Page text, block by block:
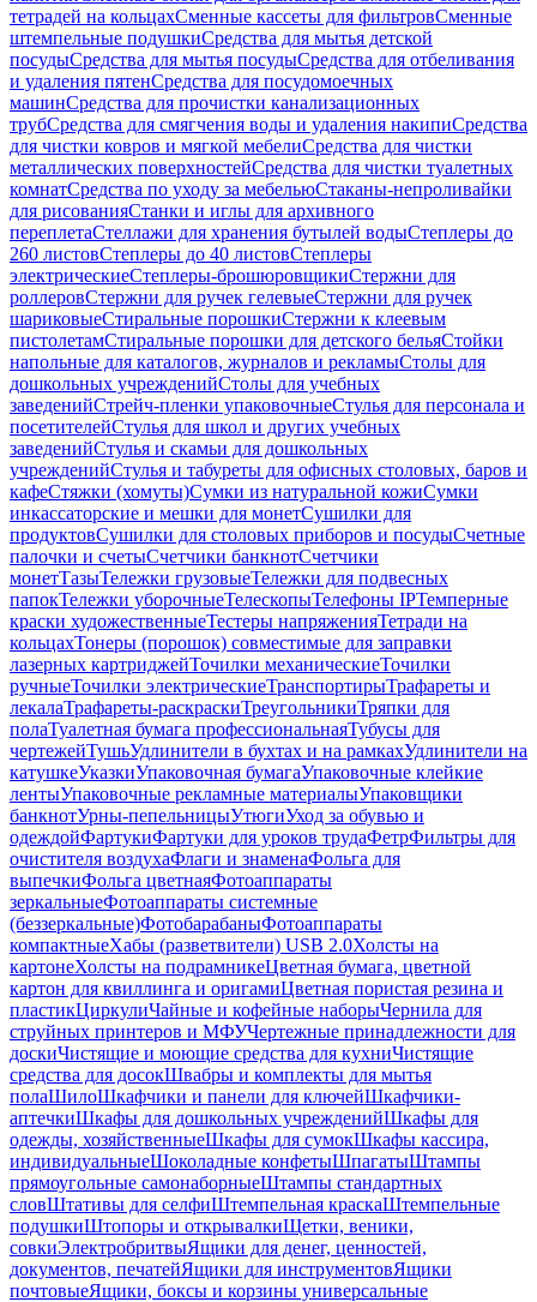
тетрадей на кольцахСменные кассеты для фильтровСменные
штемпельные подушкиСредства для мытья детской
посудыСредства для мытья посудыСредства для отбеливания
и удаления пятенСредства для посудомоечных
машинСредства для прочистки канализационных
трубСредства для смягчения воды и удаления накипиСредства
для чистки ковров и мягкой мебелиСредства для чистки
металлических поверхностейСредства для чистки туалетных
комнатСредства по уходу за мебельюСтаканы-непроливайки
для рисованияСтанки и иглы для архивного
переплетаСтеллажи для хранения бутылей водыСтеплеры до
260 листовСтеплеры до 40 листовСтеплеры
электрическиеСтеплеры-брошюровщикиСтержни для
роллеровСтержни для ручек гелевыеСтержни для ручек
шариковыеСтиральные порошкиСтержни к клеевым
пистолетамСтиральные порошки для детского бельяСтойки
напольные для каталогов, журналов и рекламыСтолы для
дошкольных учрежденийСтолы для учебных
заведенийСтрейч-пленки упаковочныеСтулья для персонала и
посетителейСтулья для школ и других учебных
заведенийСтулья и скамьи для дошкольных
учрежденийСтулья и табуреты для офисных столовых, баров и
кафеСтяжки (хомуты)Сумки из натуральной кожиСумки
инкассаторские и мешки для монетСушилки для
продуктовСушилки для столовых приборов и посудыСчетные
палочки и счетыСчетчики банкнотСчетчики
монетТазыТележки грузовыеТележки для подвесных
папокТележки уборочныеТелескопыТелефоны IPТемперные
краски художественныеТестеры напряженияТетради на
кольцахТонеры (порошок) совместимые для заправки
лазерных картриджейТочилки механическиеТочилки
ручныеТочилки электрическиеТранспортирыТрафареты и
лекалаТрафареты-раскраскиТреугольникиТряпки для
полаТуалетная бумага профессиональнаяТубусы для
чертежейТушьУдлинители в бухтах и на рамкахУдлинители на
катушкеУказкиУпаковочная бумагаУпаковочные клейкие
лентыУпаковочные рекламные материалыУпаковщики
банкнотУрны-пепельницыУтюгиУход за обувью и
одеждойФартукиФартуки для уроков трудаФетрФильтры для
очистителя воздухаФлаги и знаменаФольга для
выпечкиФольга цветнаяФотоаппараты
зеркальныеФотоаппараты системные
(беззеркальные)ФотобарабаныФотоаппараты
компактныеХабы (разветвители) USB 2.0Холсты на
картонеХолсты на подрамникеЦветная бумага, цветной
картон для квиллинга и оригамиЦветная пористая резина и
пластикЦиркулиЧайные и кофейные наборыЧернила для
струйных принтеров и МФУЧертежные принадлежности для
доскиЧистящие и моющие средства для кухниЧистящие
средства для досокШвабры и комплекты для мытья
полаШилоШкафчики и панели для ключейШкафчики-
аптечкиШкафы для дошкольных учрежденийШкафы для
одежды, хозяйственныеШкафы для сумокШкафы кассира,
индивидуальныеШоколадные конфетыШпагатыШтампы
прямоугольные самонаборныеШтампы стандартных
словШтативы для селфиШтемпельная краскаШтемпельные
подушкиШтопоры и открывалкиЩетки, веники,
совкиЭлектробритвыЯщики для денег, ценностей,
документов, печатейЯщики для инструментовЯщики
почтовыеЯщики, боксы и корзины универсальные